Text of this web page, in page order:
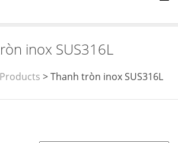
inox SUS316L
Products >Thanh tròn inox SUS316L